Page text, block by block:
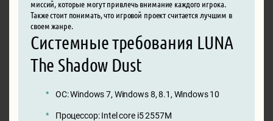
миссий, которые могут привлечь внимание каждого игрока.
Также стоит понимать, что игровой проект считается лучшим в
своем жанре.
Системные требования LUNA
The Shadow Dust
ОС: Windows 7, Windows 8, 8.1, Windows 10
Процессор: Intel core i5 2557M